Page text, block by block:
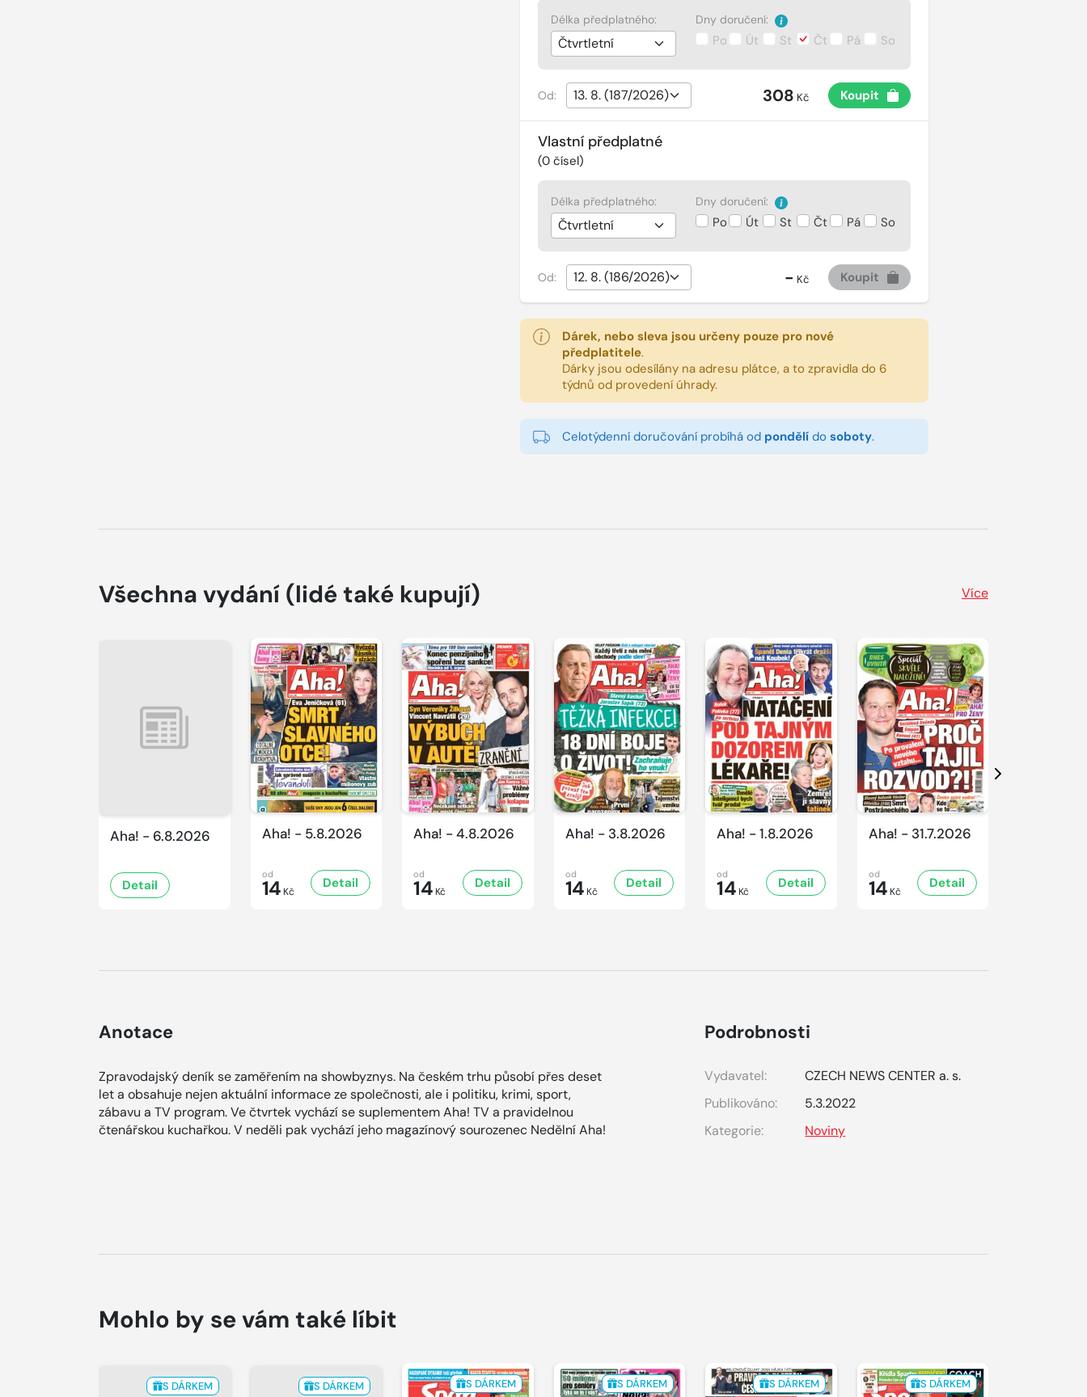
Délka předplatného: Dny doručení:
Po Út St Čt Pá So
Od: 308 Kč Koupit
Vlastní předplatné
(0čísel)
Délka předplatného: Dny doručení:
Po Út St Čt Pá So
Od: - Kč Koupit
Dárek, nebo sleva jsou určeny pouze pro nové
předplatitele.
Dárky jsou odesílány na adresu plátce, a to zpravidla do 6
týdnů od provedení úhrady.
Celotýdenní doručování probíhá od pondělído soboty.
Všechna vydání (lidé také kupují) Více
Aha! - 6.8.2026
Detail
Aha! - 5.8.2026
od
14 Kč
Detail
Aha! - 4.8.2026
od
14 Kč
Detail
Aha! - 3.8.2026
od
14 Kč
Detail
Aha! - 1.8.2026
od
14 Kč
Detail
Aha! - 31.7.2026
od
14 Kč
Detail
Další
Anotace
Zpravodajský deník se zaměřením na showbyznys. Na českém trhu působí přes deset
let a obsahuje nejen aktuální informace ze společnosti, ale i politiku, krimi, sport,
zábavu a TV program. Ve čtvrtek vychází se suplementem Aha! TV a pravidelnou
čtenářskou kuchařkou. V neděli pak vychází jeho magazínový sourozenec Nedělní Aha!
Podrobnosti
Vydavatel:
CZECH NEWS CENTER a. s.
Publikováno:
5.3.2022
Kategorie:
Noviny
Mohlo by se vám také líbit
S DÁRKEM S DÁRKEM S DÁRKEM S DÁRKEM S DÁRKEM S DÁRKEM